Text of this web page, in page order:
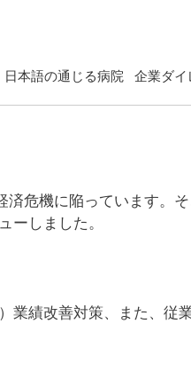
日本語の通じる病院 企業ダイ
危機に陥っています。
ーしました。
績改善対策、また、従